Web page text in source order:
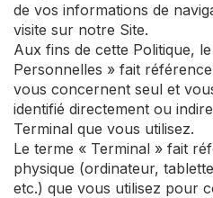
de vos informations de
visite sur notre Site.
Aux fins de cette Politique,
Personnelles » fait
vous concernent seul et
identifié directement ou
Terminal que vous utilisez.
Le terme « Terminal » fait
physique (ordinateur,
etc.) que vous utilisez pour